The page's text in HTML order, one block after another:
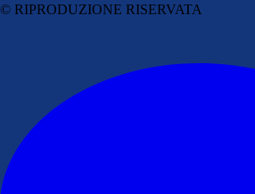
© RIPRODUZIONE RISERVATA